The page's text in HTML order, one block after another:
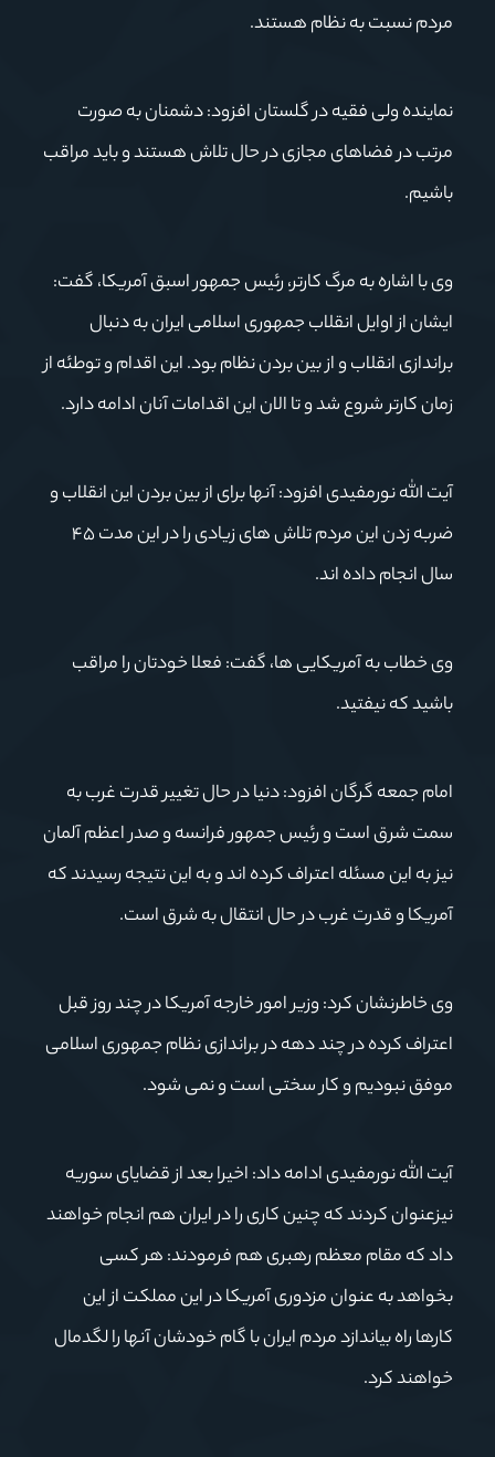
مردم نسبت به نظام هستند.
نماینده ولی فقیه در گلستان افزود: دشمنان به صورت
مرتب در فضاهای مجازی در حال تلاش هستند و باید مراقب
باشیم.
وی با اشاره به مرگ کارتر، رئیس جمهور اسبق آمریکا، گفت:
ایشان از اوایل انقلاب جمهوری اسلامی ایران به دنبال
براندازی انقلاب و از بین بردن نظام بود. این اقدام و توطئه از
زمان کارتر شروع شد و تا الان این اقدامات آنان ادامه دارد.
آیت الله نورمفیدی افزود: آنها برای از بین بردن این انقلاب و
ضربه زدن این مردم تلاش های زیادی را در این مدت ۴۵
سال انجام داده اند.
وی خطاب به آمریکایی ها، گفت: فعلا خودتان را مراقب
باشید که نیفتید.
امام جمعه گرگان افزود: دنیا در حال تغییر قدرت غرب به
سمت شرق است و رئیس جمهور فرانسه و صدر اعظم آلمان
نیز به این مسئله اعتراف کرده اند و به این نتیجه رسیدند که
آمریکا و قدرت غرب در حال انتقال به شرق است.
وی خاطرنشان کرد: وزیر امور خارجه آمریکا در چند روز قبل
اعتراف کرده در چند دهه در براندازی نظام جمهوری اسلامی
موفق نبودیم و کار سختی است و نمی شود.
آیت الله نورمفیدی ادامه داد: اخیرا بعد از قضایای سوریه
نیزعنوان کردند که چنین کاری را در ایران هم انجام خواهند
داد که مقام معظم رهبری هم فرمودند: هر کسی
بخواهد به عنوان مزدوری آمریکا در این مملکت از این
کارها راه بیاندازد مردم ایران با گام خودشان آنها را لگدمال
خواهند کرد.